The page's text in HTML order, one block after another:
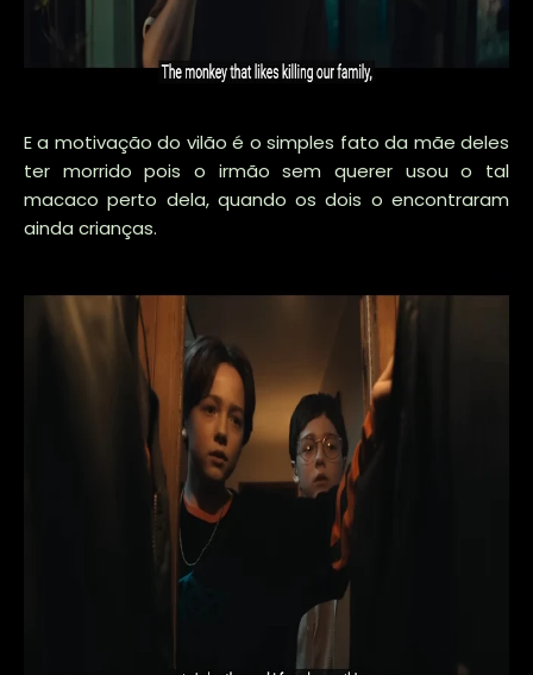
E a motivação do vilão é o simples fato da mãe deles
ter morrido pois o irmão sem querer usou o tal
macaco perto dela, quando os dois o encontraram
ainda crianças.